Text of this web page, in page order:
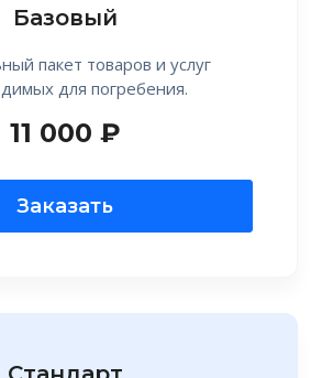
Базовый
пакет товаров и услуг
для погребения.
11 000 ₽
Заказать